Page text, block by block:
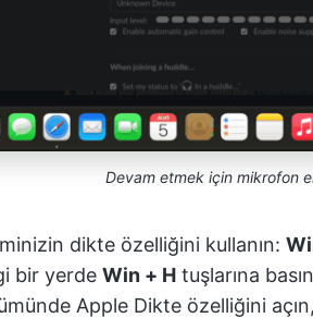
Devam etmek için mikrofon
dikte özelliğini kullanın:
bir yerde Win + H tuşlarına
Apple Dikte özelliğini